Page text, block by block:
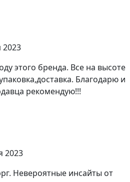
2023
этого бренда. Все на высоте
Благодарю и
рекомендую!!!
2023
Невероятные инсайты от